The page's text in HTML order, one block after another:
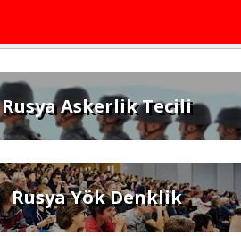
Rusya Askerlik Tecili
Rusya Yök Denklik